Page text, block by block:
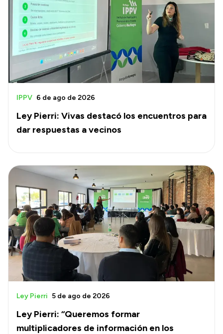
Ley Pierri: Vivas destacó los encuentros para
dar respuestas a vecinos
IPPV 6 de ago de 2026
Ley Pierri: “Queremos formar
multiplicadores de información en los
Ley Pierri 5 de ago de 2026